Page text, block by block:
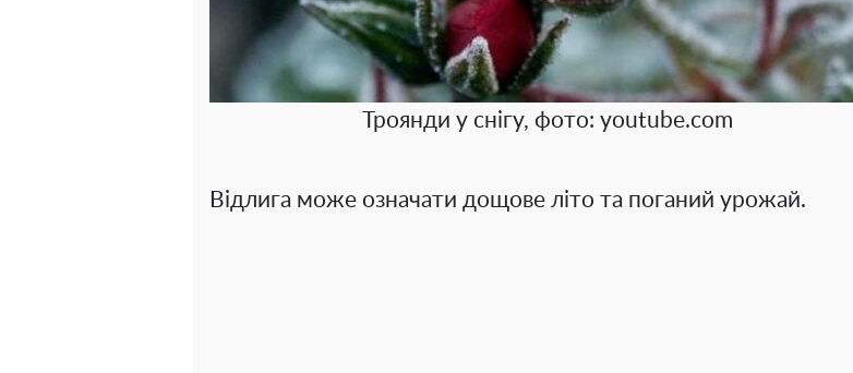
Троянди у снігу, фото: youtube.com
Відлига може означати дощове літо та поганий урожай.